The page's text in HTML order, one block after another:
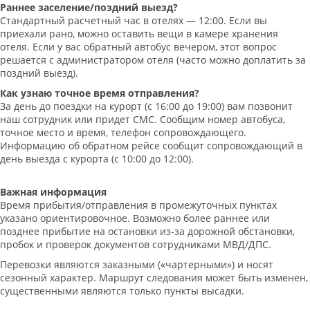
Раннее заселение/поздний выезд?
Стандартный расчетный час в отелях — 12:00. Если вы
приехали рано, можно оставить вещи в камере хранения
отеля. Если у вас обратный автобус вечером, этот вопрос
решается с администратором отеля (часто можно доплатить за
поздний выезд).
Как узнаю точное время отправления?
За день до поездки на курорт (с 16:00 до 19:00) вам позвонит
наш сотрудник или придет СМС. Сообщим номер автобуса,
точное место и время, телефон сопровождающего.
Информацию об обратном рейсе сообщит сопровождающий в
день выезда с курорта (с 10:00 до 12:00).
Важная информация
Время прибытия/отправления в промежуточных пунктах
указано ориентировочное. Возможно более раннее или
позднее прибытие на остановки из-за дорожной обстановки,
пробок и проверок документов сотрудниками МВД/ДПС.
Перевозки являются заказными («чартерными») и носят
сезонный характер. Маршрут следования может быть изменен,
существенными являются только пункты высадки.